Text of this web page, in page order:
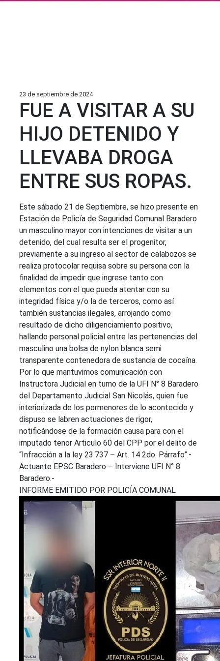
23 de septiembre de 2024
FUE A VISITAR A SU
HIJO DETENIDO Y
LLEVABA DROGA
ENTRE SUS ROPAS.
Este sábado 21 de Septiembre, se hizo presente en
Estación de Policía de Seguridad Comunal Baradero
un masculino mayor con intenciones de visitar a un
detenido, del cual resulta ser el progenitor,
previamente a su ingreso al sector de calabozos se
realiza protocolar requisa sobre su persona con la
finalidad de impedir que ingrese tanto con
elementos con el que pueda atentar con su
integridad física y/o la de terceros, como así
también sustancias ilegales, arrojando como
resultado de dicho diligenciamiento positivo,
hallando personal policial entre las pertenencias del
masculino una bolsa de nylon blanca semi
transparente contenedora de sustancia de cocaína.
Por lo que mantuvimos comunicación con
Instructora Judicial en turno de la UFI N° 8 Baradero
del Departamento Judicial San Nicolás, quien fue
interiorizada de los pormenores de lo acontecido y
dispuso se labren actuaciones de rigor,
notificándose de la formación causa para con el
imputado tenor Articulo 60 del CPP por el delito de
“Infracción a la ley 23.737 – Art. 14 2do. Párrafo”.-
Actuante EPSC Baradero – Interviene UFI N° 8
Baradero.-
INFORME EMITIDO POR POLICÍA COMUNAL